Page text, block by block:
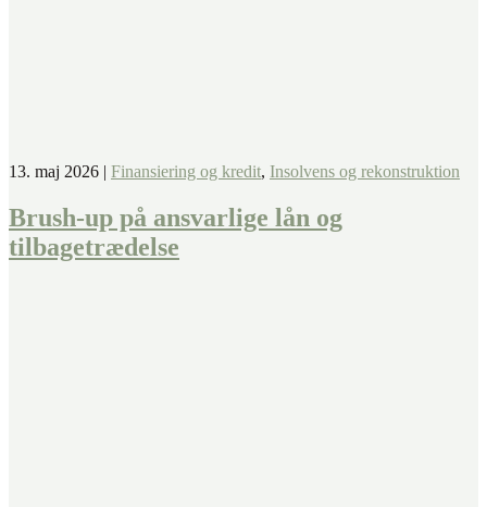
13. maj 2026 | Finansiering og kredit, Insolvens og rekonstruktion
Brush-up på ansvarlige lån og
tilbagetrædelse